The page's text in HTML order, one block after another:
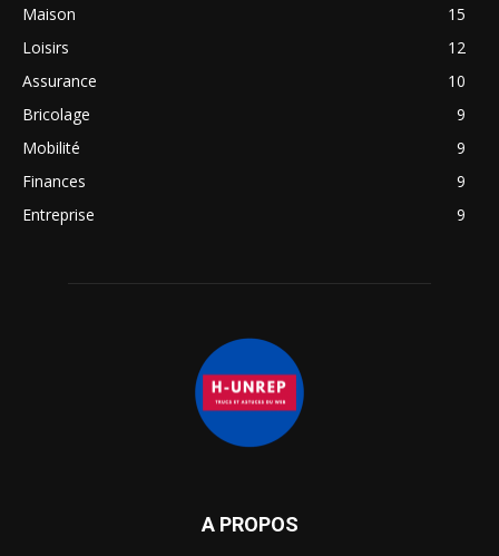
Maison
15
Loisirs
12
Assurance
10
Bricolage
9
Mobilité
9
Finances
9
Entreprise
9
A PROPOS